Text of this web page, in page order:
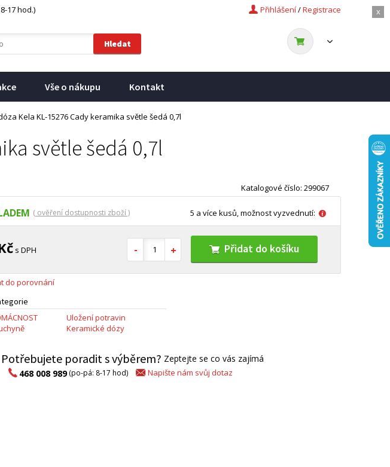
x
Registrace
/
Přihlášení
17 hod.)
Vše o nákupu Kontakt
Kela KL-15276 Cady keramika světle šedá 0,7l
světle šedá 0,7l
Katalogové číslo: 299067
( ověření dostupnosti zboží ) 5 a více kusů, možnost vyzvednutí:
s DPH Přidat do košíku
do porovnání
Uložení potravin
Keramické dózy
Potřebujete poradit s výběrem? Zeptejte se co vás zajímá
468 008 989(po-pá: 8-17 hod) Napište nám svůj dotaz